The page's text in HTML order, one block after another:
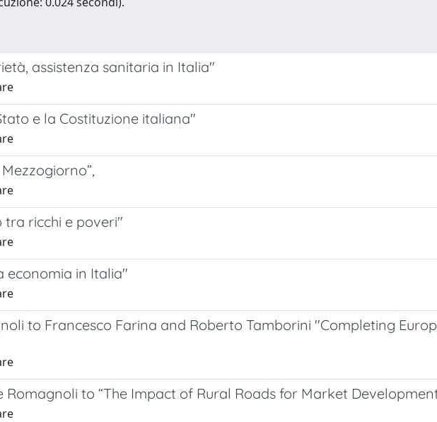
assistenza sanitaria in Italia"
e la Costituzione italiana"
tra ricchi e poveri"
economia in Italia"
to Francesco Farina and Roberto Tamborini "Completing
Romagnoli to “The Impact of Rural Roads for Market